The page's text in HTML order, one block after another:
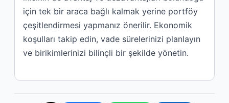
için tek bir araca bağlı kalmak yerine portföy
çeşitlendirmesi yapmanız önerilir. Ekonomik
koşulları takip edin, vade sürelerinizi planlayın
ve birikimlerinizi bilinçli bir şekilde yönetin.